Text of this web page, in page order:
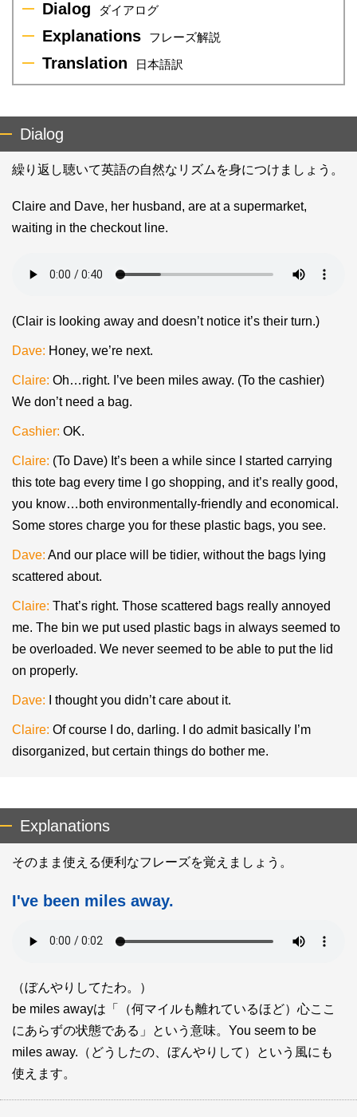
Dialog
ダイアログ
Explanations フレーズ解説
Translation 日本語訳
Dialog
繰り返し聴いて英語の自然なリズムを身につけましょう。
Claire and Dave, her husband, are at a supermarket,
waiting in the checkout line.
(Clair is looking away and doesn’t notice it’s their turn.)
Dave: Honey, we’re next.
Claire: Oh…right. I’ve been miles away. (To the cashier)
We don’t need a bag.
Cashier: OK.
Claire: (To Dave) It’s been a while since I started carrying
this tote bag every time I go shopping, and it’s really good,
you know…both environmentally-friendly and economical.
Some stores charge you for these plastic bags, you see.
Dave: And our place will be tidier, without the bags lying
scattered about.
Claire: That’s right. Those scattered bags really annoyed
me. The bin we put used plastic bags in always seemed to
be overloaded. We never seemed to be able to put the lid
on properly.
Dave: I thought you didn’t care about it.
Claire: Of course I do, darling. I do admit basically I’m
disorganized, but certain things do bother me.
Explanations
そのまま使える便利なフレーズを覚えましょう。
I've been miles away.
（ぼんやりしてたわ。）
be miles awayは「（何マイルも離れているほど）心ここ
にあらずの状態である」という意味。You seem to be
miles away.（どうしたの、ぼんやりして）という風にも
使えます。